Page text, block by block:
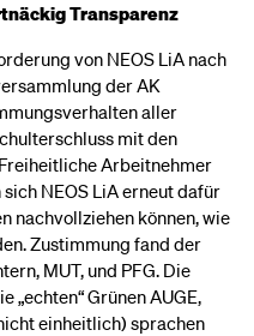
Transparenz
von NEOS LiA nach
der AK
aller
mit den
Arbeitnehmer
NEOS LiA erneut dafür
nachvollziehen können, wie
Zustimmung fand der
MUT, und PFG. Die
„echten“ Grünen AUGE,
einheitlich) sprachen